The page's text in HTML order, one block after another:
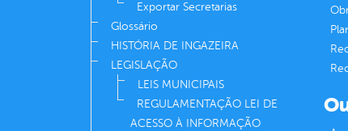
Exportar Secretarias
Glossário
HISTÓRIA DE INGAZEIRA
LEGISLAÇÃO
LEIS MUNICIPAIS
REGULAMENTAÇÃO LEI DE
ACESSO À INFORMAÇÃO